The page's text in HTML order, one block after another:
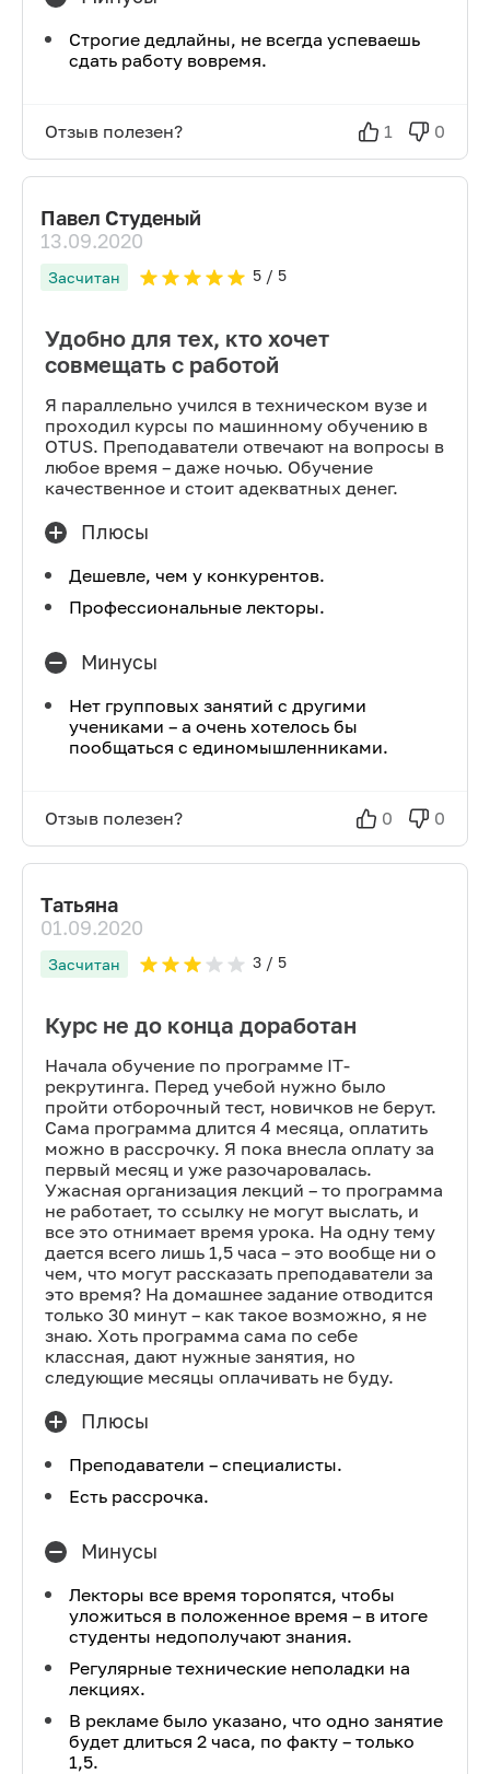
Строгие дедлайны, не всегда успеваешь
сдать работу вовремя.
Отзыв полезен? 1 0
Павел Студеный
13.09.2020
Засчитан 5/ 5
Удобно для тех, кто хочет
совмещать с работой
Я параллельно учился в техническом вузе и
проходил курсы по машинному обучению в
OTUS. Преподаватели отвечают на вопросы в
любое время – даже ночью. Обучение
качественное и стоит адекватных денег.
Плюсы
Дешевле, чем у конкурентов.
Профессиональные лекторы.
Минусы
Нет групповых занятий с другими
учениками – а очень хотелось бы
пообщаться с единомышленниками.
Отзыв полезен? 0 0
Татьяна
01.09.2020
Засчитан 3/ 5
Курс не до конца доработан
Начала обучение по программе IT-
рекрутинга. Перед учебой нужно было
пройти отборочный тест, новичков не берут.
Сама программа длится 4 месяца, оплатить
можно в рассрочку. Я пока внесла оплату за
первый месяц и уже разочаровалась.
Ужасная организация лекций – то программа
не работает, то ссылку не могут выслать, и
все это отнимает время урока. На одну тему
дается всего лишь 1,5 часа – это вообще ни о
чем, что могут рассказать преподаватели за
это время? На домашнее задание отводится
только 30 минут – как такое возможно, я не
знаю. Хоть программа сама по себе
классная, дают нужные занятия, но
следующие месяцы оплачивать не буду.
Плюсы
Преподаватели – специалисты.
Есть рассрочка.
Минусы
Лекторы все время торопятся, чтобы
уложиться в положенное время – в итоге
студенты недополучают знания.
Регулярные технические неполадки на
лекциях.
В рекламе было указано, что одно занятие
будет длиться 2 часа, по факту – только
1,5.